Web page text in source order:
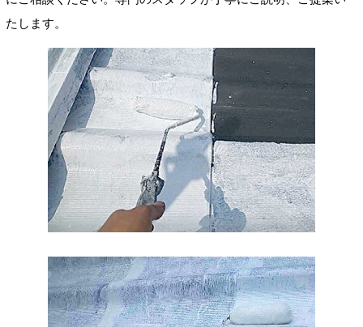
たします。